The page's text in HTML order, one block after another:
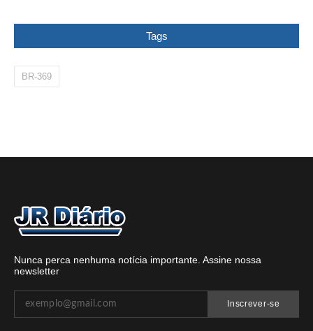
Tags
BR-369
Nunca perca nenhuma notícia importante. Assine nossa
newsletter
Inscrever-se